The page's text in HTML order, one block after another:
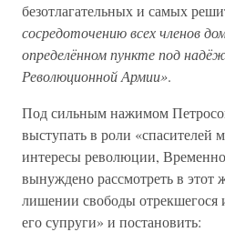
безотлагательных и самых
сосредоточению всех членов
определённом пункте под
Революционной Армии».
Под сильным нажимом
выступать в роли
интересы революции,
вынуждено рассмотреть в этот
лишении свободы отрекшегося
его супруги» и постановить: